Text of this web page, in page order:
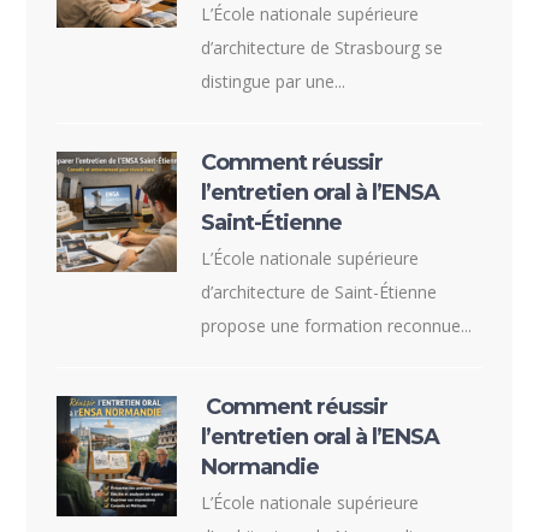
L’École nationale supérieure
d’architecture de Strasbourg se
distingue par une...
Comment réussir
l’entretien oral à l’ENSA
Saint-Étienne
L’École nationale supérieure
d’architecture de Saint-Étienne
propose une formation reconnue...
Comment réussir
l’entretien oral à l’ENSA
Normandie
L’École nationale supérieure